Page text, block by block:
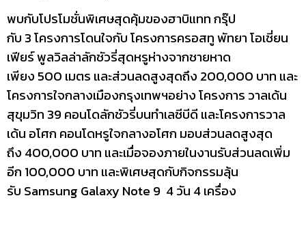
พบกับโปรโมชั่นพิเศษสุดคุ้มของฮาบิแทท กรุ๊ป
กับ 3 โครงการโดนใจกับ โครงการครอสทู พัทยา โอเชี่ยน
เฟียร์ พูลวิลล่าลักชัวรี่สุดหรูห่างจากชายหาด
เพียง 500 เมตร และส่วนลดสูงสุดถึง 200,000 บาท และ
โครงการใจกลางเมืองกรุงเทพฯอย่าง โครงการ วาลเด้น
สุขุมวิท 39 คอนโดลักชัวรี่บนทำเลซีบีดี และโครงการวาล
เด้น อโศก คอนโดหรูใจกลางอโศก มอบส่วนลดสูงสุด
ถึง 400,000 บาท และเมื่อจองภายในงานรับส่วนลดเพิ่ม
อีก 100,000 บาท และพิเศษสุดกับกิจกรรมลุ้น
รับ Samsung Galaxy Note 9 4 วัน 4 เครื่อง